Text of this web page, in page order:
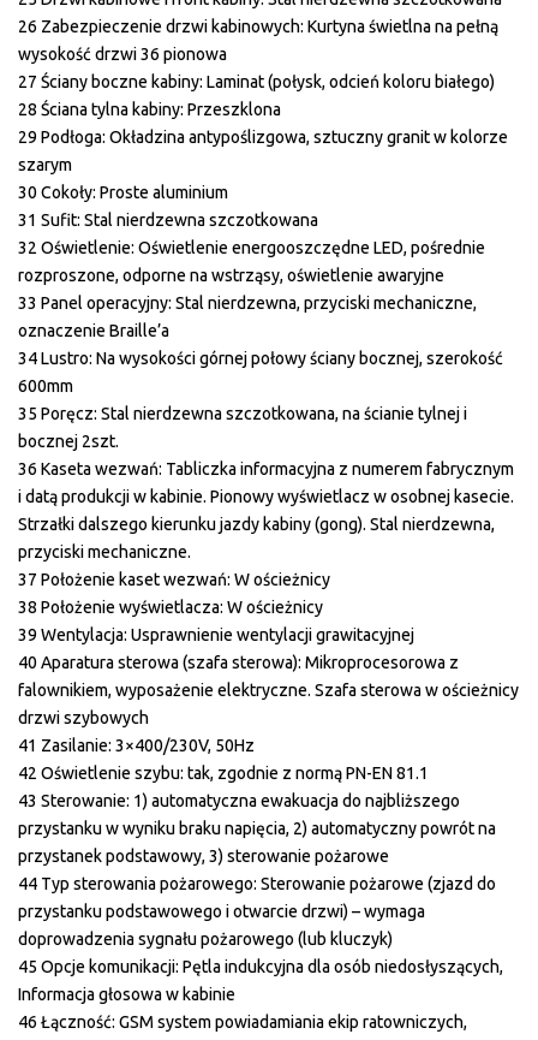
26 Zabezpieczenie drzwi kabinowych: Kurtyna świetlna na pełną
wysokość drzwi 36 pionowa
27 Ściany boczne kabiny: Laminat (połysk, odcień koloru białego)
28 Ściana tylna kabiny: Przeszklona
29 Podłoga: Okładzina antypoślizgowa, sztuczny granit w kolorze
szarym
30 Cokoły: Proste aluminium
31 Sufit: Stal nierdzewna szczotkowana
32 Oświetlenie: Oświetlenie energooszczędne LED, pośrednie
rozproszone, odporne na wstrząsy, oświetlenie awaryjne
33 Panel operacyjny: Stal nierdzewna, przyciski mechaniczne,
oznaczenie Braille’a
34 Lustro: Na wysokości górnej połowy ściany bocznej, szerokość
600mm
35 Poręcz: Stal nierdzewna szczotkowana, na ścianie tylnej i
bocznej 2szt.
36 Kaseta wezwań: Tabliczka informacyjna z numerem fabrycznym
i datą produkcji w kabinie. Pionowy wyświetlacz w osobnej kasecie.
Strzałki dalszego kierunku jazdy kabiny (gong). Stal nierdzewna,
przyciski mechaniczne.
37 Położenie kaset wezwań: W ościeżnicy
38 Położenie wyświetlacza: W ościeżnicy
39 Wentylacja: Usprawnienie wentylacji grawitacyjnej
40 Aparatura sterowa (szafa sterowa): Mikroprocesorowa z
falownikiem, wyposażenie elektryczne. Szafa sterowa w ościeżnicy
drzwi szybowych
41 Zasilanie: 3×400/230V, 50Hz
42 Oświetlenie szybu: tak, zgodnie z normą PN-EN 81.1
43 Sterowanie: 1) automatyczna ewakuacja do najbliższego
przystanku w wyniku braku napięcia, 2) automatyczny powrót na
przystanek podstawowy, 3) sterowanie pożarowe
44 Typ sterowania pożarowego: Sterowanie pożarowe (zjazd do
przystanku podstawowego i otwarcie drzwi) – wymaga
doprowadzenia sygnału pożarowego (lub kluczyk)
45 Opcje komunikacji: Pętla indukcyjna dla osób niedosłyszących,
Informacja głosowa w kabinie
46 Łączność: GSM system powiadamiania ekip ratowniczych,